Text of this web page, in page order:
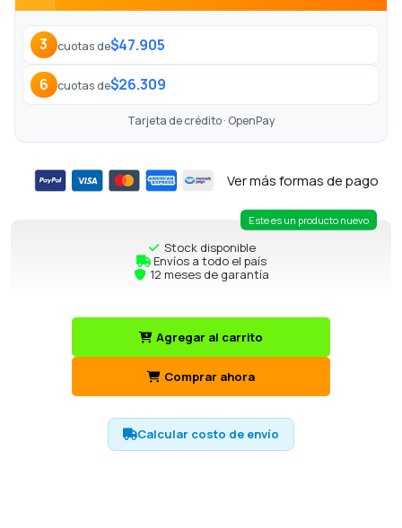
3 cuotas de$47.905
6 cuotas de$26.309
Tarjeta de crédito · OpenPay
Ver más formas de pago
Este es un producto nuevo
Stock disponible
Envíos a todo el país
12 meses de garantía
Agregar al carrito
Comprar ahora
Calcular costo de envío